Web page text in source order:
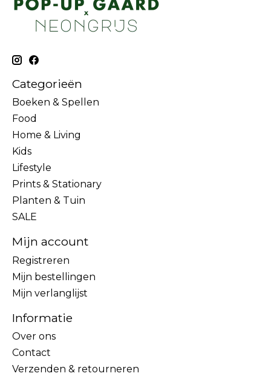
Categorieën
Boeken & Spellen
Food
Home & Living
Kids
Lifestyle
Prints & Stationary
Planten & Tuin
SALE
Mijn account
Registreren
Mijn bestellingen
Mijn verlanglijst
Informatie
Over ons
Contact
Verzenden & retourneren